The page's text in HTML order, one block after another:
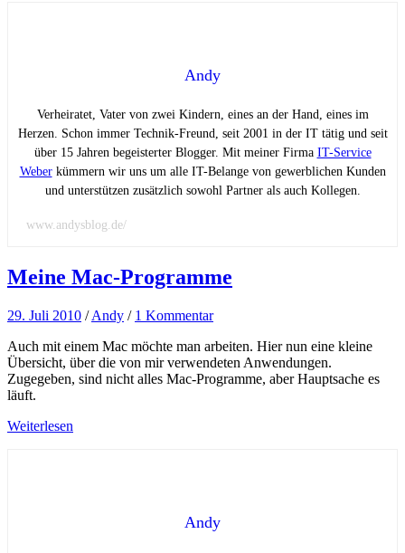
Andy
Verheiratet, Vater von zwei Kindern, eines an der Hand, eines im
Herzen. Schon immer Technik-Freund, seit 2001 in der IT tätig und seit
über 15 Jahren begeisterter Blogger. Mit meiner Firma IT-Service
Weberkümmern wir uns um alle IT-Belange von gewerblichen Kunden
und unterstützen zusätzlich sowohl Partner als auch Kollegen.
www.andysblog.de/
Meine Mac-Programme
29. Juli 2010 /Andy / 1 Kommentar
Auch mit einem Mac möchte man arbeiten. Hier nun eine kleine
Übersicht, über die von mir verwendeten Anwendungen.
Zugegeben, sind nicht alles Mac-Programme, aber Hauptsache es
läuft.
Weiterlesen
Andy